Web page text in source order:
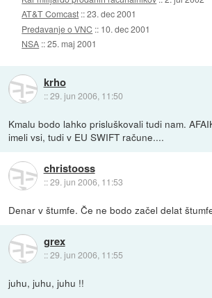
AT&T Comcast ::23. dec 2001
Predavanje o VNC :: 10. dec 2001
NSA ::25. maj 2001
krho
::29. jun 2006, 11:50
Kmalu bodo lahko prisluškovali tudi nam.
imeli vsi, tudi v EU SWIFT račune....
christooss
::29. jun 2006, 11:53
Denar v štumfe. Če ne bodo začel delat
grex
::29. jun 2006, 11:55
juhu, juhu, juhu !!